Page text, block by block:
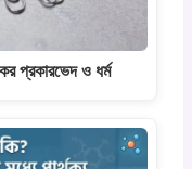
প্রকারভেদ ও ধর্ম